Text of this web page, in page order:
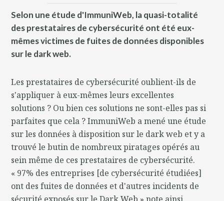
Selon une étude d'ImmuniWeb, la quasi-totalité
des prestataires de cybersécurité ont été eux-
mêmes victimes de fuites de données disponibles
sur le dark web.
Les prestataires de cybersécurité oublient-ils de
s'appliquer à eux-mêmes leurs excellentes
solutions ? Ou bien ces solutions ne sont-elles pas si
parfaites que cela ? ImmuniWeb a mené une étude
sur les données à disposition sur le dark web et y a
trouvé le butin de nombreux piratages opérés au
sein même de ces prestataires de cybersécurité.
« 97% des entreprises [de cybersécurité étudiées]
ont des fuites de données et d'autres incidents de
sécurité exposés sur le Dark Web » note ainsi